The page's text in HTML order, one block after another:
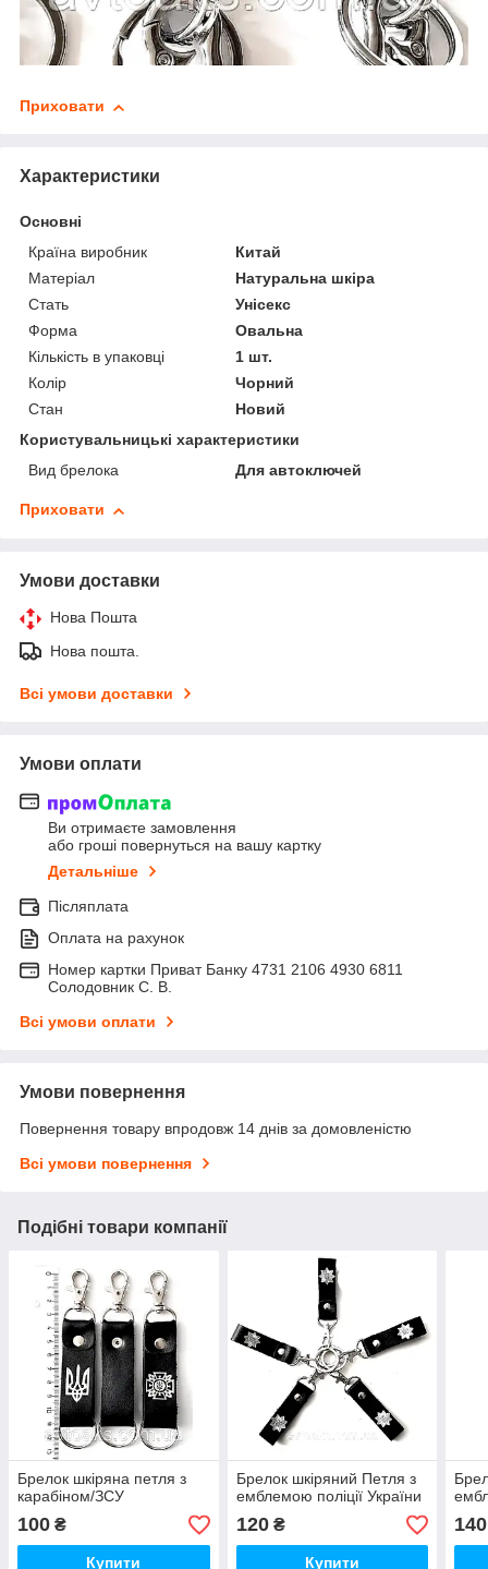
Приховати
Характеристики
Основні
Країна виробник
Китай
Матеріал
Натуральна шкіра
Стать
Унісекс
Форма
Овальна
Кількість в упаковці
1 шт.
Колір
Чорний
Стан
Новий
Користувальницькі характеристики
Вид брелока
Для автоключей
Приховати
Умови доставки
Нова Пошта
Нова пошта.
Всі умови доставки
Умови оплати
Ви отримаєте замовлення
або гроші повернуться на вашу картку
Детальніше
Післяплата
Оплата на рахунок
Номер картки Приват Банку 4731 2106 4930 6811
Солодовник С. В.
Всі умови оплати
Умови повернення
Повернення товару впродовж 14 днів за домовленістю
Всі умови повернення
Подібні товари компанії
Брелок шкіряна петля з
карабіном/ЗСУ
100 ₴
Купити
Брелок шкіряний Петля з
емблемою поліції України
120₴
Купити
140